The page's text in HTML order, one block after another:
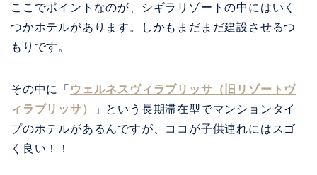
ここでポイントなのが、シギラリゾートの中にはいく
つかホテルがあります。しかもまだまだ建設させるつ
もりです。
その中に「 ウェルネスヴィラブリッサ（旧リゾートヴ
ィラブリッサ）
」という長期滞在型でマンションタイ
プのホテルがあるんですが、ココが子供連れにはスゴ
く良い！！